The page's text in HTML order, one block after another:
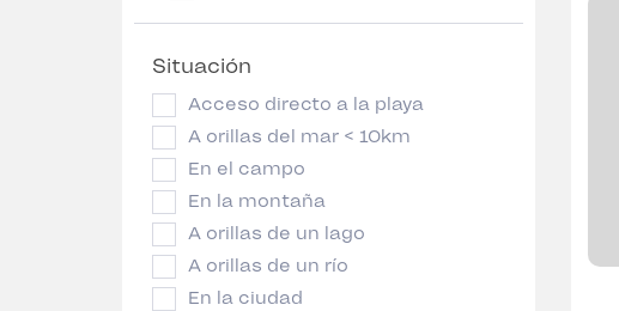
Situación
Acceso directo a la playa
A orillas del mar < 10km
En el campo
En la montaña
A orillas de un lago
A orillas de un río
En la ciudad